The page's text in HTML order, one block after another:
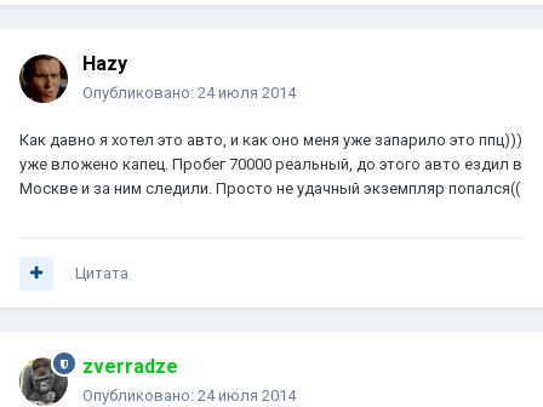
Hazy
Опубликовано: 24 июля 2014
Как давно я хотел это авто, и как оно меня уже запарило это ппц)))
уже вложено капец. Пробег 70000 реальный, до этого авто ездил в
Москве и за ним следили. Просто не удачный экземпляр попался((
Цитата
zverradze
Опубликовано: 24 июля 2014